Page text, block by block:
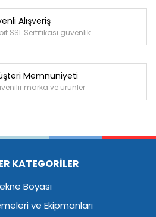
Alışveriş
SSL Sertifikası güvenlik
Memnuniyeti
marka ve ürünler
KATEGORİLER
Boyası
ve Ekipmanları